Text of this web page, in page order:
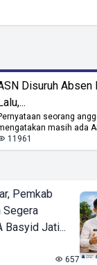
Disuruh Absen
seorang
masih ada
11961
Pemkab
Segera
Basyid Jati...
657